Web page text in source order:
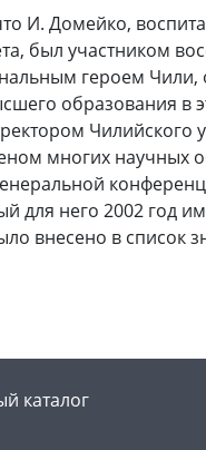
И. Домейко,
был участником
героем Чили,
образования в
Чилийского
многих научных
для него 2002 год
внесено в список
каталог